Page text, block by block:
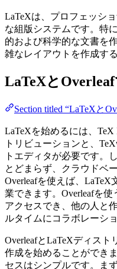
LaTeXは、プロフェッシ
な組版システムです。特
的および科学的な文書を
雑なレイアウトを作成す
LaTeXと
Section titled “LaTeXと
LaTeXを始めるには、
トリビューションと、
トエディタが必要です。
とどまらず、クラウドベ
Overleafを使えば、
業できます。Overleafを
アクセスでき、他の人と
ルタイムにコラボレーシ
OverleafとLaTeXディス
作成を始めることができ
セスはシンプルです。まず